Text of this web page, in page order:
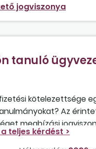
jogviszonya
tanuló
kötelezettsége
Az
megbízási